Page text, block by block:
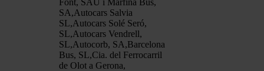
SA,Autocars Salvia
SL,Autocars Solé Seró,
SL,Autocars Vendrell,
SL,Autocorb, SA,Barcelona
Bus, SL,Cia. del Ferrocarril
de Olot a Gerona,